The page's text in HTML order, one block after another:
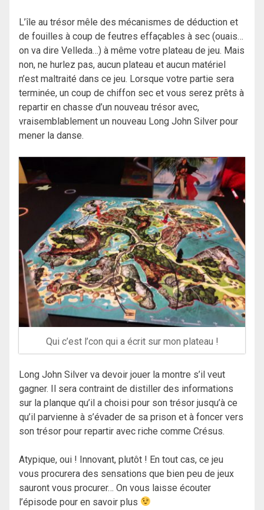
L’île au trésor mêle des mécanismes de déduction et
de fouilles à coup de feutres effaçables à sec (ouais…
on va dire Velleda…) à même votre plateau de jeu. Mais
non, ne hurlez pas, aucun plateau et aucun matériel
n’est maltraité dans ce jeu. Lorsque votre partie sera
terminée, un coup de chiffon sec et vous serez prêts à
repartir en chasse d’un nouveau trésor avec,
vraisemblablement un nouveau Long John Silver pour
mener la danse.
Qui c’est l’con qui a écrit sur mon plateau !
Long John Silver va devoir jouer la montre s’il veut
gagner. Il sera contraint de distiller des informations
sur la planque qu’il a choisi pour son trésor jusqu’à ce
qu’il parvienne à s’évader de sa prison et à foncer vers
son trésor pour repartir avec riche comme Crésus.
Atypique, oui ! Innovant, plutôt ! En tout cas, ce jeu
vous procurera des sensations que bien peu de jeux
sauront vous procurer… On vous laisse écouter
l’épisode pour en savoir plus